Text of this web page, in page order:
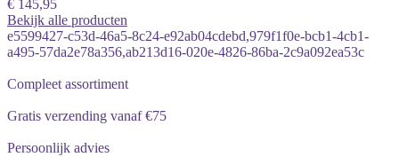
€ 145,95
Bekijk alle producten
e5599427-c53d-46a5-8c24-e92ab04cdebd,979f1f0e-bcb1-4cb1-
a495-57da2e78a356,ab213d16-020e-4826-86ba-2c9a092ea53c
Compleet assortiment
Gratis verzending vanaf €75
Persoonlijk advies